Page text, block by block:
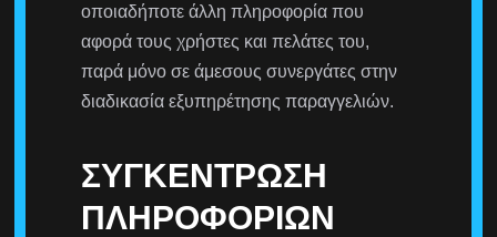
οποιαδήποτε άλλη πληροφορία που
αφορά τους χρήστες και πελάτες του,
παρά μόνο σε άμεσους συνεργάτες στην
διαδικασία εξυπηρέτησης παραγγελιών.
ΣΥΓΚΈΝΤΡΩΣΗ
ΠΛΗΡΟΦΟΡΙΏΝ